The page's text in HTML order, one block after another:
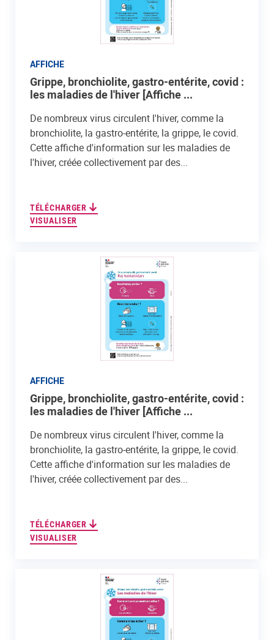
AFFICHE
Grippe, bronchiolite, gastro-entérite, covid :
les maladies de l'hiver [Affiche ...
De nombreux virus circulent l'hiver, comme la
bronchiolite, la gastro-entérite, la grippe, le covid.
Cette affiche d'information sur les maladies de
l'hiver, créée collectivement par des...
TÉLÉCHARGER
VISUALISER
AFFICHE
Grippe, bronchiolite, gastro-entérite, covid :
les maladies de l'hiver [Affiche ...
De nombreux virus circulent l'hiver, comme la
bronchiolite, la gastro-entérite, la grippe, le covid.
Cette affiche d'information sur les maladies de
l'hiver, créée collectivement par des...
TÉLÉCHARGER
VISUALISER